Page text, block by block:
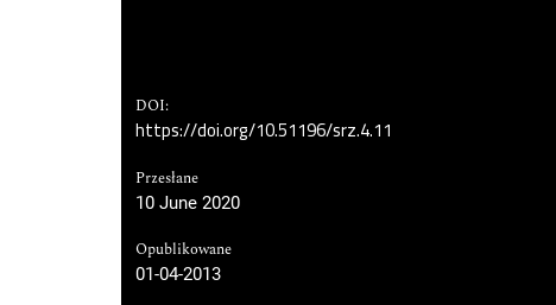
DOI:
https://doi.org/10.51196/srz.4.11
Przesłane
10 June 2020
Opublikowane
01-04-2013